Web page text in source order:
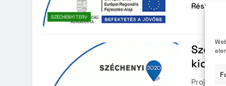
SZÉCHENYI TERV
Részletek